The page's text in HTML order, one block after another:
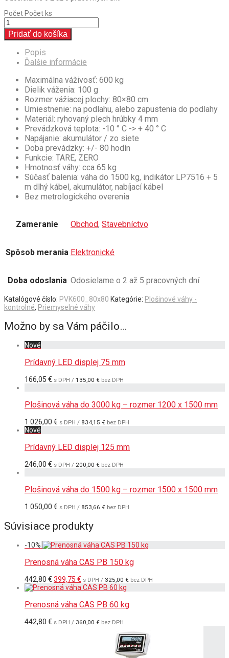
PočetPočet ks
Pridať do košíka
Popis
Ďalšie informácie
Maximálna váživosť: 600 kg
Dielik váženia: 100 g
Rozmer vážiacej plochy: 80×80 cm
Umiestnenie: na podlahu, alebo zapustenia do podlahy
Materiál: ryhovaný plech hrúbky 4 mm
Prevádzková teplota: -10 ° C -> + 40 ° C
Napájanie: akumulátor / zo siete
Doba prevádzky: +/- 80 hodín
Funkcie: TARE, ZERO
Hmotnosť váhy: cca 65 kg
Súčasť balenia: váha do 1500 kg, indikátor LP7516 + 5
m dlhý kábel, akumulátor, nabíjací kábel
Bez metrologického overenia
Zameranie Obchod, Stavebníctvo
Spôsob merania Elektronické
Doba odoslania Odosielame o 2 až 5 pracovných dní
Katalógové číslo: PVK600_80x80 Kategórie: Plošinové váhy -
kontrolné, Priemyselné váhy
Možno by sa Vám páčilo…
Nové
Prídavný LED displej 75 mm
166,05 € s DPH / 135,00 € bez DPH
Plošinová váha do 3000 kg – rozmer 1200 x 1500 mm
1 026,00 € s DPH / 834,15 € bez DPH
Nové
Prídavný LED displej 125 mm
246,00 € s DPH / 200,00 € bez DPH
Plošinová váha do 1500 kg – rozmer 1500 x 1500 mm
1 050,00 € s DPH / 853,66 € bez DPH
Súvisiace produkty
-10%
Prenosná váha CAS PB 150 kg
442,80€Pôvodná
cena
442,80 €.
399,75 € Aktuálna
cena
399,75 €.
s DPH / 325,00 € bez DPH
Prenosná váha CAS PB 60 kg
442,80 € s DPH / 360,00 € bez DPH